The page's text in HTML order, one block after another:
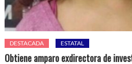
DESTACADA ESTATAL
Obtiene amparo exdirectora de